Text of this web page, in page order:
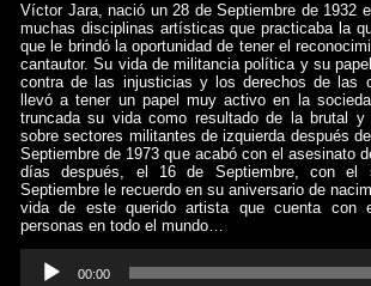
Víctor Jara, nació un 28 de Septiembre de 1932
muchas disciplinas artísticas que practicaba la
que le brindó la oportunidad de tener el
cantautor. Su vida de militancia política y su
contra de las injusticias y los derechos de las
llevó a tener un papel muy activo en la
truncada su vida como resultado de la brutal y
sobre sectores militantes de izquierda después
Septiembre de 1973 que acabó con el asesinato
días después, el 16 de Septiembre, con el
Septiembre le recuerdo en su aniversario de
vida de este querido artista que cuenta con
personas en todo el mundo…
00:00